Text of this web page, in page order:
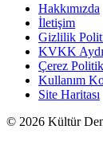
Hakkımızda
İletişim
Gizlilik
KVKK
Çerez
Kullanım
Site Haritası
© 2026 Kültür